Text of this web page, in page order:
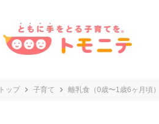
トップ 子育て 離乳食（0歳〜1歳6ヶ月頃）